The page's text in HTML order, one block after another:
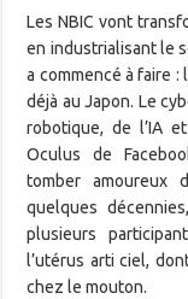
Les NBIC vont
en industrialisant le
a commencé à faire
déjà au Japon. Le
robotique, de l’IA
Oculus de
tomber amoureux
quelques
plusieurs
l’utérus arti ciel,
chez le mouton.